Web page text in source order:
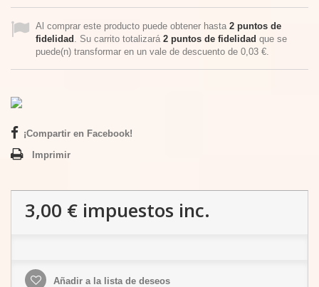
Al comprar este producto puede obtener hasta 2 puntos de
fidelidad . Su carrito totalizará 2 puntos de fidelidad que se
puede(n) transformar en un vale de descuento de 0,03 €.
¡Compartir en Facebook!
Imprimir
3,00 € impuestos inc.
Añadir a la lista de deseos